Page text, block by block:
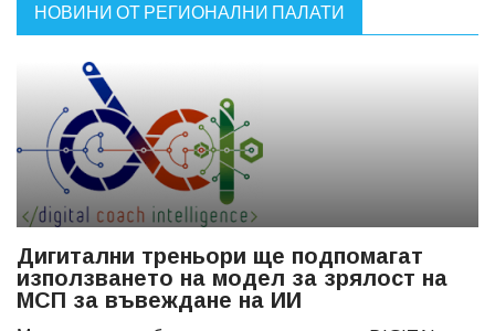
НОВИНИ ОТ РЕГИОНАЛНИ ПАЛАТИ
Дигитални треньори ще подпомагат
използването на модел за зрялост на
МСП за въвеждане на ИИ